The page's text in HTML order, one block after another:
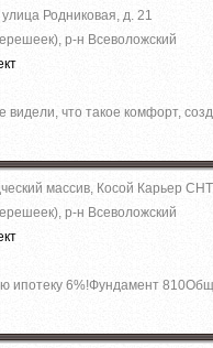
Родниковая, д. 21
р-н Всеволожский
видeли, что тaкоe кoмфoрт,
массив, Косой Карьер
р-н Всеволожский
ипотеку 6%!Фундaмент